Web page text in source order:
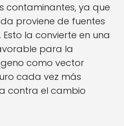
contaminantes, ya que
proviene de fuentes
la convierte en una
para la
como vector
cada vez más
contra el cambio